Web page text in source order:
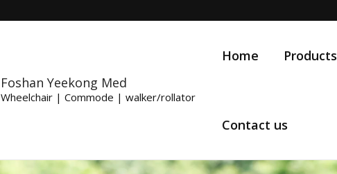
Foshan Yeekong Med
Wheelchair | Commode | walker/rollator
Home Products
Contact us